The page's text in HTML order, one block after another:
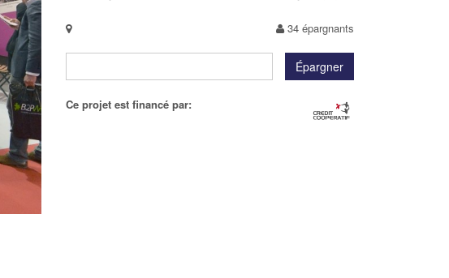
34 épargnants
Ce projet est financé par: